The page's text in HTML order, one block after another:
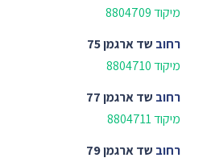
מיקוד 8804709
רחוב שד ארגמן 75
מיקוד 8804710
רחוב שד ארגמן 77
מיקוד 8804711
רחוב שד ארגמן 79